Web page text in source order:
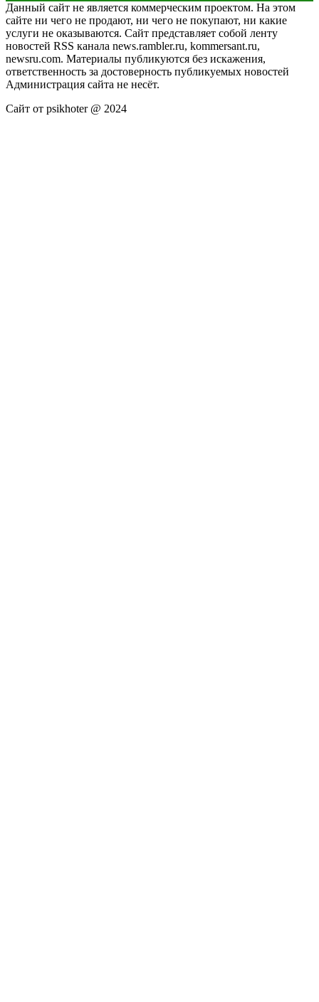
Данный сайт не является коммерческим проектом. На этом
сайте ни чего не продают, ни чего не покупают, ни какие
услуги не оказываются. Сайт представляет собой ленту
новостей RSS канала news.rambler.ru, kommersant.ru,
newsru.com. Материалы публикуются без искажения,
ответственность за достоверность публикуемых новостей
Администрация сайта не несёт.
Сайт от psikhoter @ 2024